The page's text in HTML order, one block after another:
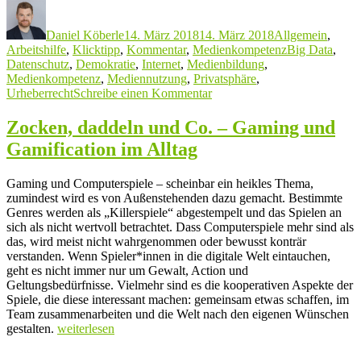
iRights“
Daniel Köberle14. März 201814. März 2018Allgemein,
Arbeitshilfe, Klicktipp, Kommentar, MedienkompetenzSchlagwörter
Big Data,
Datenschutz, Demokratie, Internet, Medienbildung,
Medienkompetenz, Mediennutzung, Privatsphäre,
UrheberrechtSchreibe einen Kommentarzu
besucht
iRights
Zocken, daddeln und Co. – Gaming und
Gamification im Alltag
Gaming und Computerspiele – scheinbar ein heikles Thema,
zumindest wird es von Außenstehenden dazu gemacht. Bestimmte
Genres werden als „Killerspiele“ abgestempelt und das Spielen an
sich als nicht wertvoll betrachtet. Dass Computerspiele mehr sind als
das, wird meist nicht wahrgenommen oder bewusst konträr
verstanden. Wenn Spieler*innen in die digitale Welt eintauchen,
geht es nicht immer nur um Gewalt, Action und
Geltungsbedürfnisse. Vielmehr sind es die kooperativen Aspekte der
Spiele, die diese interessant machen: gemeinsam etwas schaffen, im
Team zusammenarbeiten und die Welt nach den eigenen Wünschen
gestalten. „Zocken,
weiterlesen